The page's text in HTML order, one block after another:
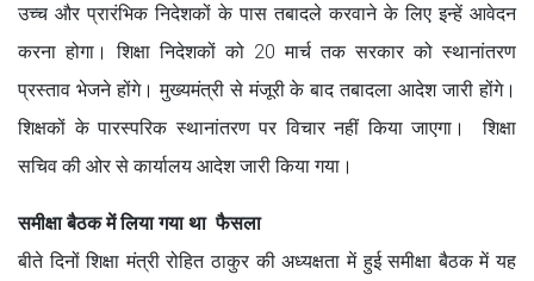
उच्च और प्रारंभिक निदेशकों के पास तबादले करवाने के लिए इन्हें आवेदन
करना होगा। शिक्षा निदेशकों को 20 मार्च तक सरकार को स्थानांतरण
प्रस्ताव भेजने होंगे। मुख्यमंत्री से मंजूरी के बाद तबादला आदेश जारी होंगे।
शिक्षकों के पारस्परिक स्थानांतरण पर विचार नहीं किया जाएगा। शिक्षा
सचिव की ओर से कार्यालय आदेश जारी किया गया।
समीक्षा बैठक में लिया गया था फैसला
बीते दिनों शिक्षा मंत्री रोहित ठाकुर की अध्यक्षता में हुई समीक्षा बैठक में यह